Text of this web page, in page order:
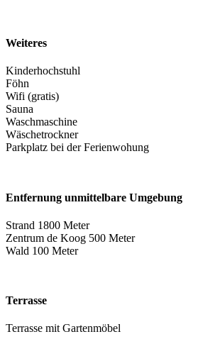
Weiteres
Kinderhochstuhl
Föhn
Wifi (gratis)
Sauna
Waschmaschine
Wäschetrockner
Parkplatz bei der Ferienwohung
Entfernung unmittelbare Umgebung
Strand 1800 Meter
Zentrum de Koog 500 Meter
Wald 100 Meter
Terrasse
Terrasse mit Gartenmöbel